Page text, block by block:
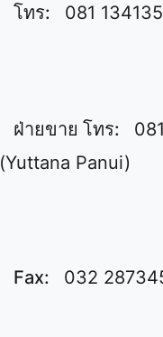
โทร: 081
ฝ่ายขาย โทร:
(Yuttana Panui)
Fax: 032